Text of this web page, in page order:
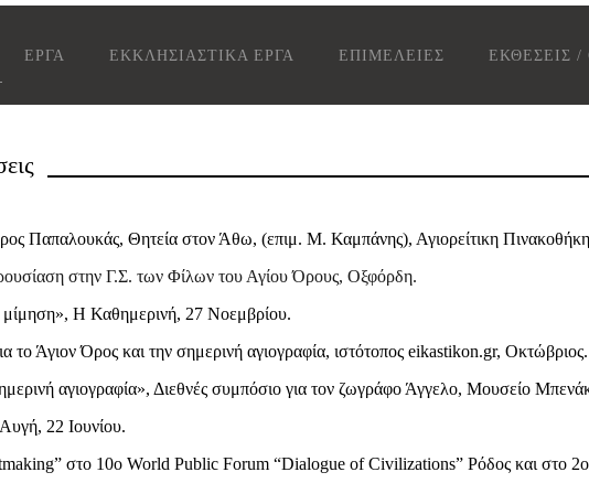
ΕΡΓΑ ΕΚΚΛΗΣΙΑΣΤΙΚΑ ΕΡΓΑ ΕΠΙΜΕΛΕΙΕΣ ΕΚΘΕΣΕΙΣ
Παπαλουκάς, Θητεία στον Άθω, (επιμ. Μ. Καμπάνης), Αγιορείτικη
στην Γ.Σ. των Φίλων του Αγίου Όρους, Οξφόρδη.
Η Καθημερινή, 27 Νοεμβρίου.
Όρος και την σημερινή αγιογραφία, ιστότοπος eikastikon.gr, Οκτώβριος.
αγιογραφία», Διεθνές συμπόσιο για τον ζωγράφο Άγγελο, Μουσείο
22 Ιουνίου.
στο 10ο World Public Forum “Dialogue of Civilizations” Ρόδος και στο